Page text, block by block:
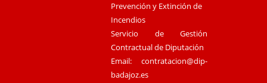
Prevención y Extinción de
Incendios
Servicio de Gestión
Contractual de Diputación
Email:contratacion@dip-
badajoz.es